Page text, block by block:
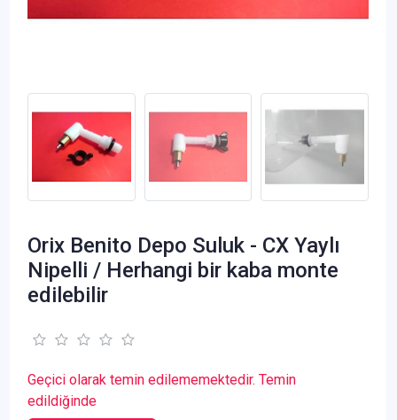
Orix Benito Depo Suluk - CX Yaylı
Nipelli / Herhangi bir kaba monte
edilebilir
Geçici olarak temin edilememektedir. Temin
edildiğinde